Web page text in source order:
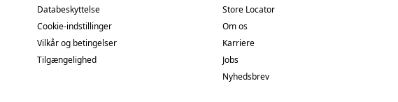
Databeskyttelse
Cookie-indstillinger
Vilkår og betingelser
Tilgængelighed
Store Locator
Om os
Karriere
Jobs
Nyhedsbrev